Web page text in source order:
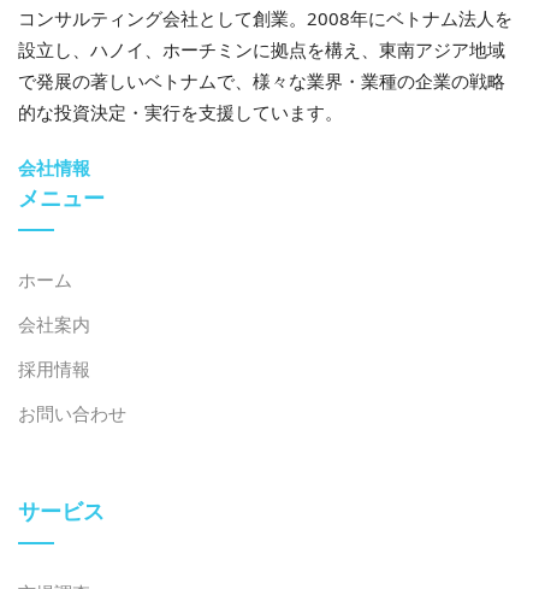
2026年7月27日
ベトナムにおける米国関税制度による貿易の脅威に関す
る簡潔な報告
頭
コンサルティング会社として創業。2008年にベトナム法人を
設立し、ハノイ、ホーチミンに拠点を構え、東南アジア地域
で発展の著しいベトナムで、様々な業界・業種の企業の戦略
的な投資決定・実行を支援しています。
会社情報
メニュー
ホーム
会社案内
採用情報
お問い合わせ
サービス